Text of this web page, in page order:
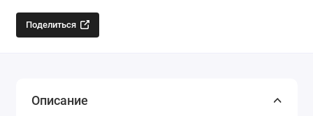
Поделиться
Описание